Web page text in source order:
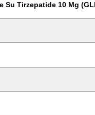
Su Tirzepatide 10 Mg